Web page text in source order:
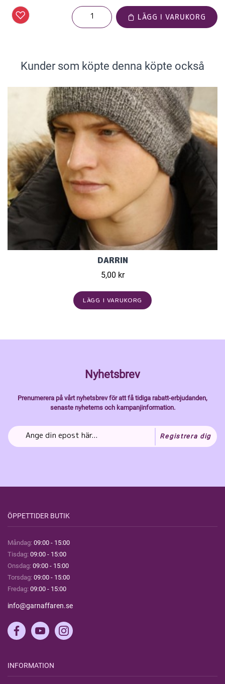
LÄGG I VARUKORG
Kunder som köpte denna köpte också
DARRIN
5,00 kr
LÄGG I VARUKORG
Nyhetsbrev
Prenumerera på vårt nyhetsbrev för att få tidiga rabatt-erbjudanden,
senaste nyheterns och kampanjinformation.
Registrera dig
ÖPPETTIDER BUTIK
Måndag: 09:00 - 15:00
Tisdag: 09:00 - 15:00
Onsdag: 09:00 - 15:00
Torsdag: 09:00 - 15:00
Fredag: 09:00 - 15:00
info@garnaffaren.se
INFORMATION